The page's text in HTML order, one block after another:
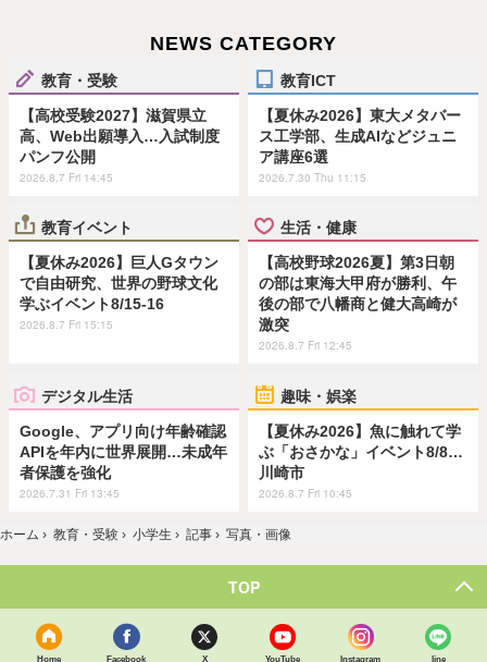
NEWS CATEGORY
教育・受験
【高校受験2027】滋賀県立
高、Web出願導入…入試制度
パンフ公開
2026.8.7 Fri 14:45
教育ICT
【夏休み2026】東大メタバー
ス工学部、生成AIなどジュニ
ア講座6選
2026.7.30 Thu 11:15
教育イベント
【夏休み2026】巨人Gタウン
で自由研究、世界の野球文化
学ぶイベント8/15-16
2026.8.7 Fri 15:15
生活・健康
【高校野球2026夏】第3日朝
の部は東海大甲府が勝利、午
後の部で八幡商と健大高崎が
激突
2026.8.7 Fri 12:45
デジタル生活
Google、アプリ向け年齢確認
APIを年内に世界展開…未成年
者保護を強化
2026.7.31 Fri 13:45
趣味・娯楽
【夏休み2026】魚に触れて学
ぶ「おさかな」イベント8/8…
川崎市
2026.8.7 Fri 10:45
ホーム › 教育・受験 › 小学生 › 記事 › 写真・画像
TOP
Home Facebook X YouTube Instagram line